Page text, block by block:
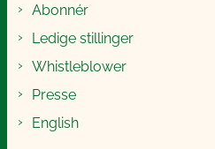
Abonnér
Ledige stillinger
Whistleblower
Presse
English